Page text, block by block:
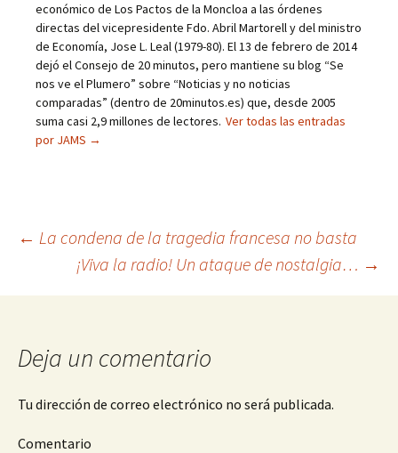
económico de Los Pactos de la Moncloa a las órdenes
directas del vicepresidente Fdo. Abril Martorell y del ministro
de Economía, Jose L. Leal (1979-80). El 13 de febrero de 2014
dejó el Consejo de 20 minutos, pero mantiene su blog “Se
nos ve el Plumero” sobre “Noticias y no noticias
comparadas” (dentro de 20minutos.es) que, desde 2005
suma casi 2,9 millones de lectores. Ver todas las entradas
por JAMS →
Navegación
de
entradas
← La condena de la tragedia francesa no basta
¡Viva la radio! Un ataque de nostalgia… →
Deja un comentario
Tu dirección de correo electrónico no será publicada.
Comentario